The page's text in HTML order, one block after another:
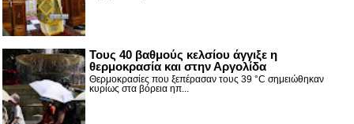
Τους 40 βαθμούς κελσίου άγγιξε η
θερμοκρασία και στην Αργολίδα
Θερμοκρασίες που ξεπέρασαν τους 39 °C σημειώθηκαν
κυρίως στα βόρεια ηπ...